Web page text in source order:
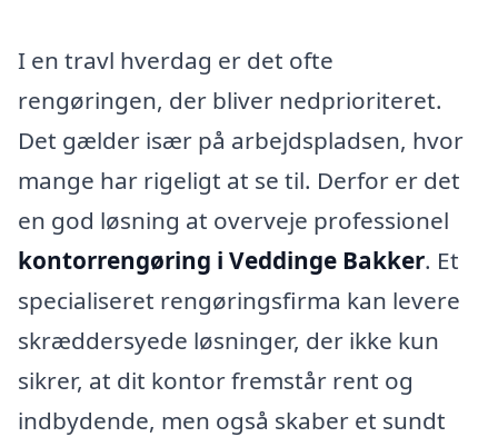
I en travl hverdag er det ofte
rengøringen, der bliver nedprioriteret.
Det gælder især på arbejdspladsen, hvor
mange har rigeligt at se til. Derfor er det
en god løsning at overveje professionel
kontorrengøring i Veddinge Bakker. Et
specialiseret rengøringsfirma kan levere
skræddersyede løsninger, der ikke kun
sikrer, at dit kontor fremstår rent og
indbydende, men også skaber et sundt